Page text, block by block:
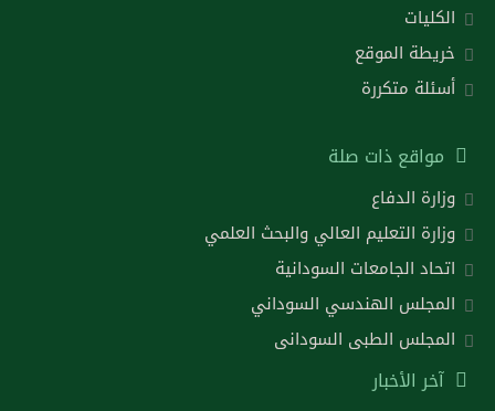
الكليات
خريطة الموقع
أسئلة متكررة
مواقع ذات صلة
وزارة الدفاع
وزارة التعليم العالي والبحث العلمي
اتحاد الجامعات السودانية
المجلس الهندسي السوداني
المجلس الطبى السودانى
آخر الأخبار